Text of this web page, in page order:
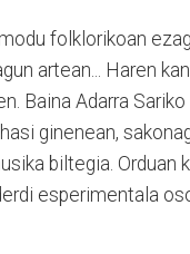
folklorikoan
artean... Haren
Baina Adarra
ginenean,
biltegia. Orduan
esperimentala